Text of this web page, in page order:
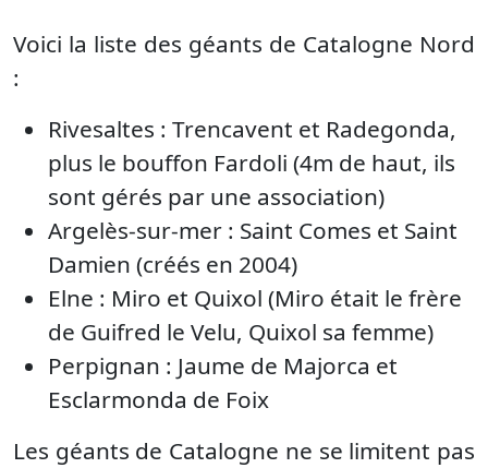
Voici la liste des géants de Catalogne Nord
:
Rivesaltes : Trencavent et Radegonda,
plus le bouffon Fardoli (4m de haut, ils
sont gérés par une association)
Argelès-sur-mer : Saint Comes et Saint
Damien (créés en 2004)
Elne : Miro et Quixol (Miro était le frère
de Guifred le Velu, Quixol sa femme)
Perpignan : Jaume de Majorca et
Esclarmonda de Foix
Les géants de Catalogne ne se limitent pas